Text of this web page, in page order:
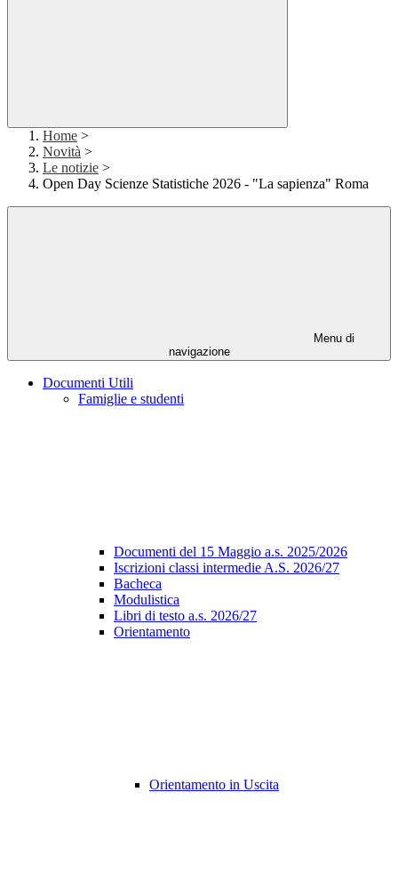
Home >
Novità >
Le notizie >
Open Day Scienze Statistiche 2026 - "La sapienza" Roma
Menu di
navigazione
Documenti Utili
Famiglie e studenti
Documenti del 15 Maggio a.s. 2025/2026
Iscrizioni classi intermedie A.S. 2026/27
Bacheca
Modulistica
Libri di testo a.s. 2026/27
Orientamento
Orientamento in Uscita